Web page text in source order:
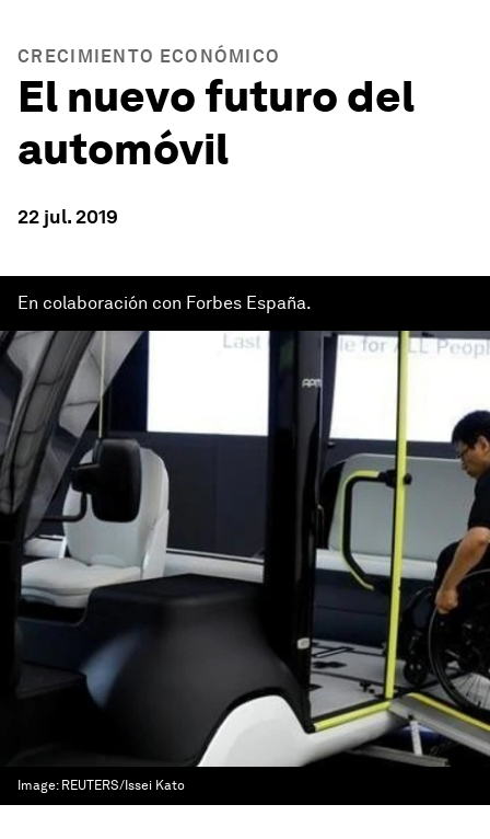
CRECIMIENTO ECONÓMICO
El nuevo futuro del
automóvil
22 jul. 2019
En colaboración con Forbes España.
Image: REUTERS/Issei Kato